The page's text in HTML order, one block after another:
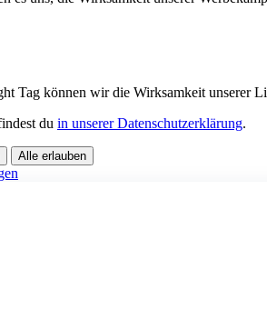
Tag können wir die Wirksamkeit unserer
du in unserer Datenschutzerklärung.
Alle erlauben